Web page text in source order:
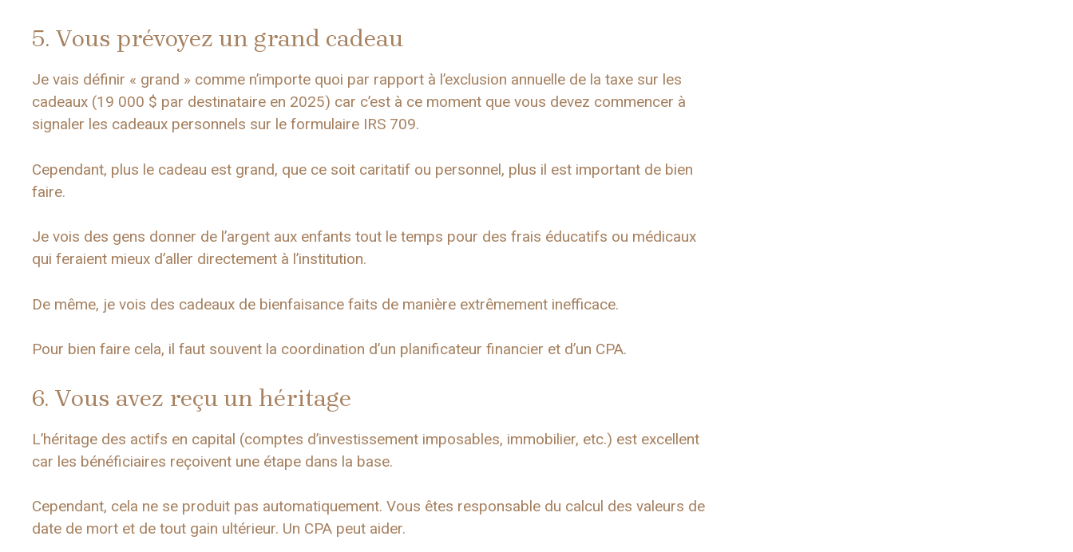
5. Vous prévoyez un grand cadeau
Je vais définir « grand » comme n’importe quoi par rapport à l’exclusion annuelle de la taxe sur les
cadeaux (19 000 $ par destinataire en 2025) car c’est à ce moment que vous devez commencer à
signaler les cadeaux personnels sur le formulaire IRS 709.
Cependant, plus le cadeau est grand, que ce soit caritatif ou personnel, plus il est important de bien
faire.
Je vois des gens donner de l’argent aux enfants tout le temps pour des frais éducatifs ou médicaux
qui feraient mieux d’aller directement à l’institution.
De même, je vois des cadeaux de bienfaisance faits de manière extrêmement inefficace.
Pour bien faire cela, il faut souvent la coordination d’un planificateur financier et d’un CPA.
6. Vous avez reçu un héritage
L’héritage des actifs en capital (comptes d’investissement imposables, immobilier, etc.) est excellent
car les bénéficiaires reçoivent une étape dans la base.
Cependant, cela ne se produit pas automatiquement. Vous êtes responsable du calcul des valeurs de
date de mort et de tout gain ultérieur. Un CPA peut aider.